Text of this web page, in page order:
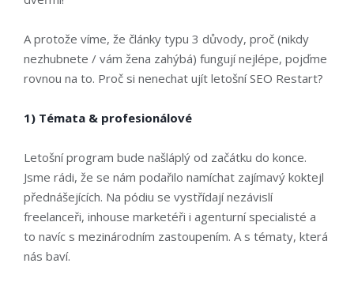
A protože víme, že články typu 3 důvody, proč (nikdy
nezhubnete / vám žena zahýbá) fungují nejlépe, pojďme
rovnou na to. Proč si nenechat ujít letošní SEO Restart?
1) Témata & profesionálové
Letošní program bude našláplý od začátku do konce.
Jsme rádi, že se nám podařilo namíchat zajímavý koktejl
přednášejících. Na pódiu se vystřídají nezávislí
freelanceři, inhouse marketéři i agenturní specialisté a
to navíc s mezinárodním zastoupením. A s tématy, která
nás baví.